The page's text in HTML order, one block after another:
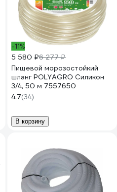
-11%
5 580 ₽6 277 ₽
Пищевой морозостойкий
шланг POLYAGRO Силикон
3/4, 50 м 7557650
4.7(34)
В корзину